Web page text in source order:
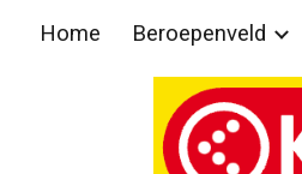
Skip to navigation
Home Beroepenveld